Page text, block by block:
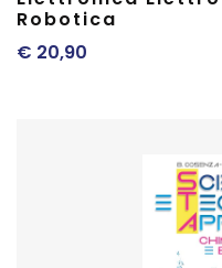
Robotica
€ 20,90